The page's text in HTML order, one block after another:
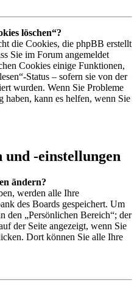
löschen“?
die Cookies, die phpBB erstellt
Sie im Forum angemeldet
Cookies einige Funktionen,
Status – sofern sie von der
wurden. Wenn Sie Probleme
haben, kann es helfen, wenn Sie
-einstellungen
ändern?
werden alle Ihre
des Boards gespeichert. Um
den „Persönlichen Bereich“; der
der Seite angezeigt, wenn Sie
Dort können Sie alle Ihre